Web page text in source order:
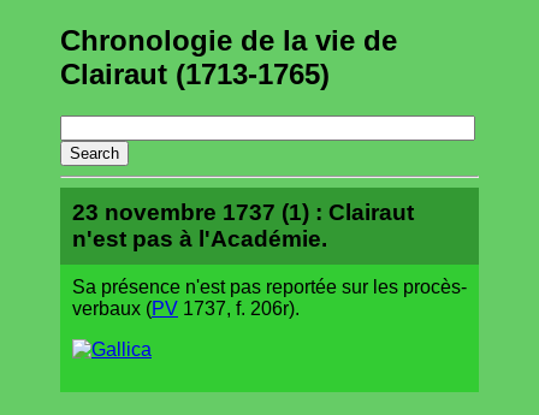
Chronologie de la vie de
Clairaut (1713-1765)
23 novembre 1737 (1) : Clairaut
n'est pas à l'Académie.
Sa présence n'est pas reportée sur les procès-
verbaux (PV 1737, f. 206r).